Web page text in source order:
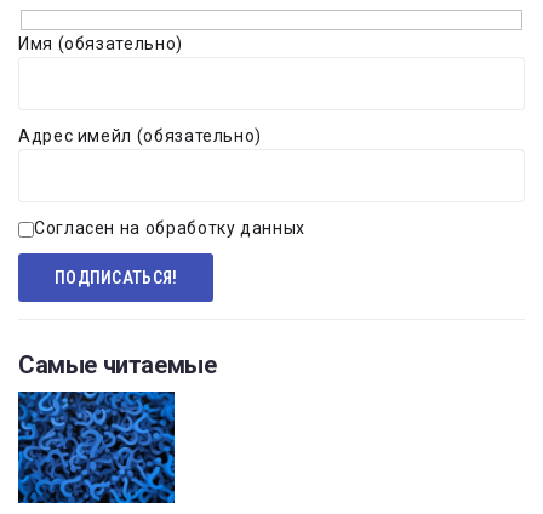
Имя (обязательно)
Адрес имейл (обязательно)
Согласен на обработку данных
Самые читаемые